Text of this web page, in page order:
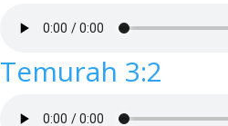
Temurah 3:2